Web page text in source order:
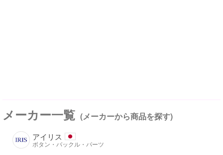
メーカー一覧 (メーカーから商品を探す)
アイリス
ボタン・バックル・パーツ